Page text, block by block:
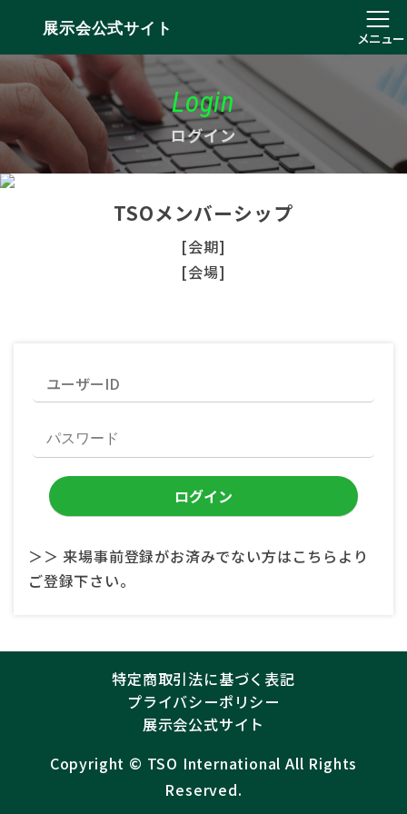
展示会公式サイト
メニュー
Login
ログイン
TSOメンバーシップ
[会期]
[会場]
＞＞ 来場事前登録がお済みでない方はこちらより
ご登録下さい。
特定商取引法に基づく表記
プライバシーポリシー
展示会公式サイト
Copyright ©︎ TSO International All Rights
Reserved.